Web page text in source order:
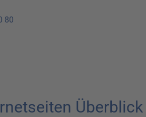
80
Überblick